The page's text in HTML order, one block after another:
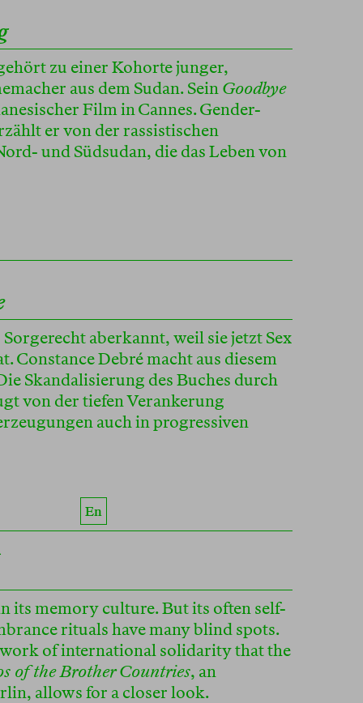
zu einer Kohorte junger,
aus dem Sudan. Sein Goodbye
Film in Cannes. Gender-
er von der rassistischen
und Südsudan, die das Leben von
aberkannt, weil sie jetzt Sex
Constance Debré macht aus diesem
Skandalisierung des Buches durch
von der tiefen Verankerung
auch in progressiven
En
its memory culture. But its often self-
rituals have many blind spots.
of international solidarity that the
of the Brother Countries, an
allows for a closer look.